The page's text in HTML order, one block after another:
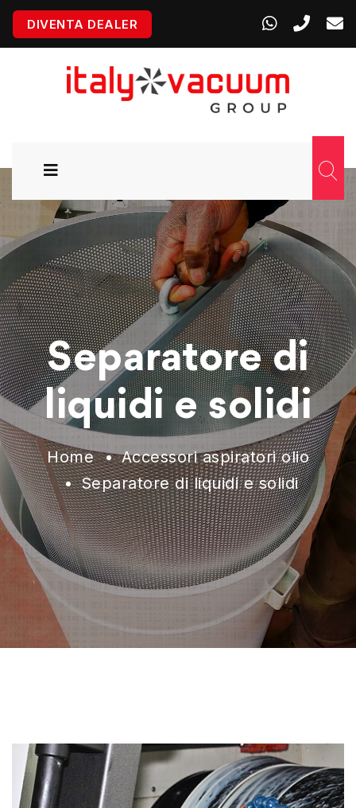
DIVENTA DEALER
Separatore di
liquidi e solidi
Home
Accessori aspiratori olio
Separatore di liquidi e solidi